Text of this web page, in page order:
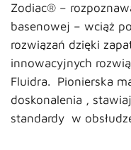
Zodiac® –
basenowej – wciąż
rozwiązań dzięki
innowacyjnych
Fluidra. Pionierska
doskonalenia ,
standardy w